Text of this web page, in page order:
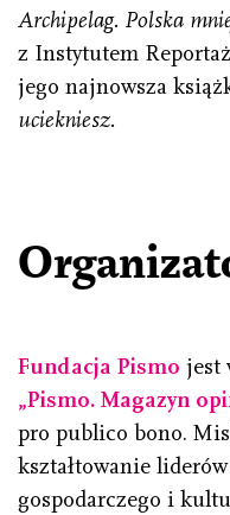
Archipelag. Polska
z Instytutem
jego najnowsza
uciekniesz.
Fundacja Pismo jest
„Pismo. Magazyn
pro publico bono.
kształtowanie
gospodarczego i